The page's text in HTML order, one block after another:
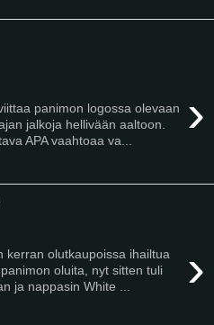
›
panimon logossa olevaan
jalkoja hellivään aaltoon.
APA vaahtoaa va...
›
kerran olutkaupoissa ihailtua
oluita, nyt sitten tuli
ja nappasin White ...